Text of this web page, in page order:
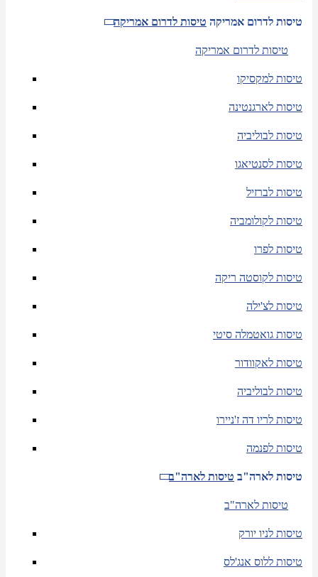
טיסות לדרום אמריקה טיסות לדרום אמריקה
טיסות לדרום אמריקה
טיסות למקסיקו
טיסות לארגנטינה
טיסות לבוליביה
טיסות לסנטיאגו
טיסות לברזיל
טיסות לקולומביה
טיסות לפרו
טיסות לקוסטה ריקה
טיסות לצ'ילה
טיסות גואטמלה סיטי
טיסות לאקוודור
טיסות לבוליביה
טיסות לריו דה ז'ניירו
טיסות לפנמה
טיסות לארה"ב טיסות לארה"ב
טיסות לארה"ב
טיסות לניו יורק
טיסות ללוס אנג'לס